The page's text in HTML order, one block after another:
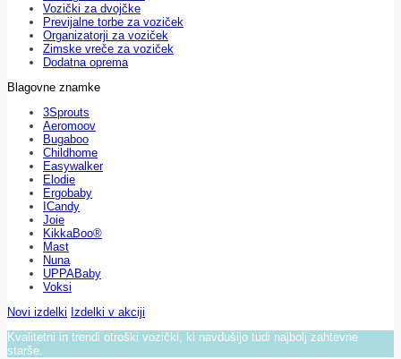
Vozički za dvojčke
Previjalne torbe za voziček
Organizatorji za voziček
Zimske vreče za voziček
Dodatna oprema
Blagovne znamke
3Sprouts
Aeromoov
Bugaboo
Childhome
Easywalker
Elodie
Ergobaby
ICandy
Joie
KikkaBoo®
Mast
Nuna
UPPABaby
Voksi
Novi izdelki Izdelki v akciji
Kvalitetni in trendi otroški vozički, ki navdušijo tudi najbolj zahtevne
starše.